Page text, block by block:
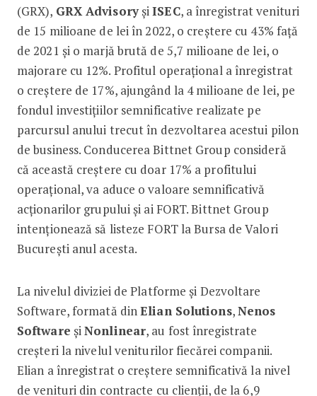
(GRX), GRX AdvisoryșiISEC, a înregistrat venituri
de 15 milioane de lei în 2022, o creștere cu 43% față
de 2021 și o marjă brută de 5,7 milioane de lei, o
majorare cu 12%. Profitul operațional a înregistrat
o creștere de 17%, ajungând la 4 milioane de lei, pe
fondul investițiilor semnificative realizate pe
parcursul anului trecut în dezvoltarea acestui pilon
de business. Conducerea Bittnet Group consideră
că această creștere cu doar 17% a profitului
operațional, va aduce o valoare semnificativă
acționarilor grupului și ai FORT. Bittnet Group
intenționează să listeze FORT la Bursa de Valori
București anul acesta.
La nivelul diviziei de Platforme și Dezvoltare
Software, formată dinElian Solutions,Nenos
Software șiNonlinear, au fost înregistrate
creșteri la nivelul veniturilor fiecărei companii.
Elian a înregistrat o creștere semnificativă la nivel
de venituri din contracte cu clienții, de la 6,9